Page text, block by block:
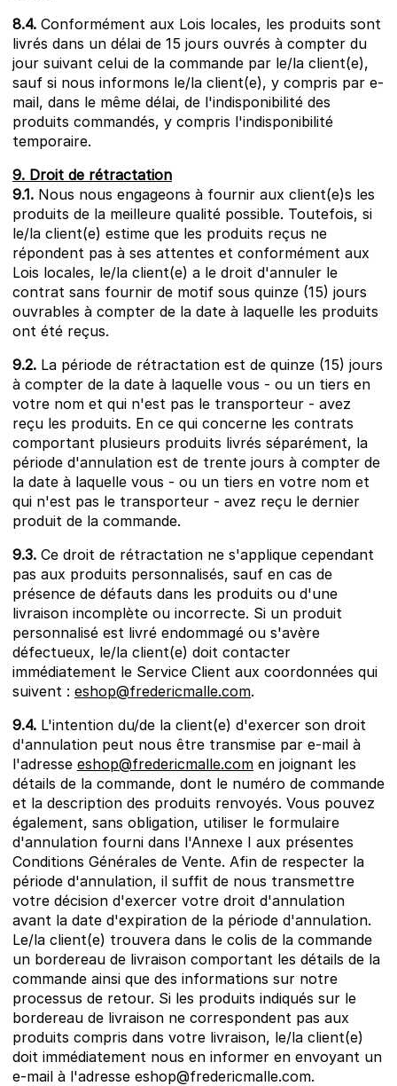
8.4. Conformément aux Lois locales, les produits sont
livrés dans un délai de 15 jours ouvrés à compter du
jour suivant celui de la commande par le/la client(e),
sauf si nous informons le/la client(e), y compris par e-
mail, dans le même délai, de l'indisponibilité des
produits commandés, y compris l'indisponibilité
temporaire.
9. Droit de rétractation
9.1. Nous nous engageons à fournir aux client(e)s les
produits de la meilleure qualité possible. Toutefois, si
le/la client(e) estime que les produits reçus ne
répondent pas à ses attentes et conformément aux
Lois locales, le/la client(e) a le droit d'annuler le
contrat sans fournir de motif sous quinze (15) jours
ouvrables à compter de la date à laquelle les produits
ont été reçus.
9.2. La période de rétractation est de quinze (15) jours
à compter de la date à laquelle vous - ou un tiers en
votre nom et qui n'est pas le transporteur - avez
reçu les produits. En ce qui concerne les contrats
comportant plusieurs produits livrés séparément, la
période d'annulation est de trente jours à compter de
la date à laquelle vous - ou un tiers en votre nom et
qui n'est pas le transporteur - avez reçu le dernier
produit de la commande.
9.3. Ce droit de rétractation ne s'applique cependant
pas aux produits personnalisés, sauf en cas de
présence de défauts dans les produits ou d'une
livraison incomplète ou incorrecte. Si un produit
personnalisé est livré endommagé ou s'avère
défectueux, le/la client(e) doit contacter
immédiatement le Service Client aux coordonnées qui
suivent : eshop@fredericmalle.com.
9.4. L'intention du/de la client(e) d'exercer son droit
d'annulation peut nous être transmise par e-mail à
l'adresse eshop@fredericmalle.com en joignant les
détails de la commande, dont le numéro de commande
et la description des produits renvoyés. Vous pouvez
également, sans obligation, utiliser le formulaire
d'annulation fourni dans l'Annexe I aux présentes
Conditions Générales de Vente. Afin de respecter la
période d'annulation, il suffit de nous transmettre
votre décision d'exercer votre droit d'annulation
avant la date d'expiration de la période d'annulation.
Le/la client(e) trouvera dans le colis de la commande
un bordereau de livraison comportant les détails de la
commande ainsi que des informations sur notre
processus de retour. Si les produits indiqués sur le
bordereau de livraison ne correspondent pas aux
produits compris dans votre livraison, le/la client(e)
doit immédiatement nous en informer en envoyant un
e-mail à l'adresse eshop@fredericmalle.com.